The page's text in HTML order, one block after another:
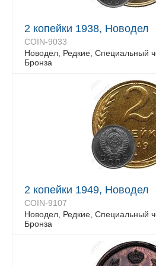
2 копейки 1938, Новодел
COIN-9033
Новодел, Редкие, Специальный
Бронза
2 копейки 1949, Новодел
COIN-9107
Новодел, Редкие, Специальный
Бронза